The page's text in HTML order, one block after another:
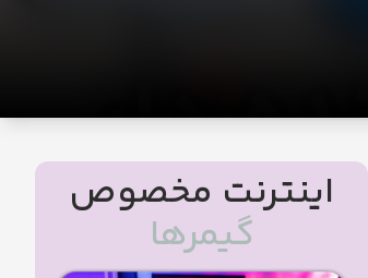
اینترنت مخصوص
گیمرها